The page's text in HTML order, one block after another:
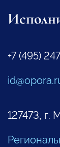
+7 (495)
127473, г.